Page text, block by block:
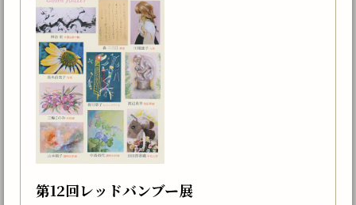
第12回レッドバンブー展